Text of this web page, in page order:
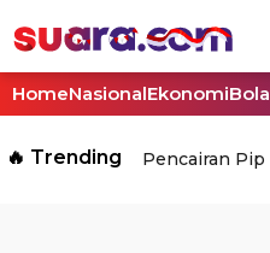
HomeNasionalEkonomiBola
🔥 Trending Pencairan Pip